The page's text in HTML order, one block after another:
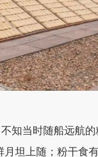
知当时随船远航
坦上随；粉干食